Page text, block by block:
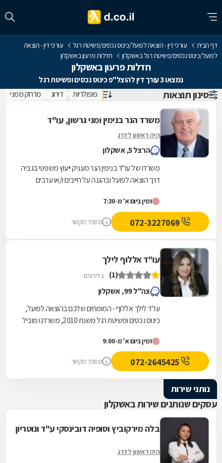
דף הבית עורכי דין - הוצאה לפועל/כינוס נכסים/פשיטת רגל
עורכי דין - הוצאה
לפועל/כינוס נכסים/פשיטת רגל באשקלון
חדלות פרעון באשקלון
חדלות פרעון באשקלון
נמצאו 3 עורך דין להוצל"פ כינוס נכסים ופשיטת רגל
סינון תוצאות פופולריות דירוג מרחק ממני
משרד הנר בנימין ומני גרשון, עו"ד
היה ראשון לדרג
הרצל 5, אשקלון
משרדו של עו"ד בנימין הנר מעניק ייעוץ משפטי בגביה
דרך הוצאה לפועל ובהגנה על חייבים ו/או ערבים
זמין ביום א' מ-7:30
מספר מקשר
עו"ד אללוף לילך
(1) 1 דירוגים
צה"ל 99, אשקלון
עו"ד לילך אללוף - המומחים שלכם בהוצאה לפועל,
כינוס נכסים ופשיטת רגל משנת 2010, משרדנו מוביל
זמין ביום א' מ-9:00
מספר מקשר
נותני שירות
עסקים שנותנים שירות באשקלון
בלה מירקוביץ וסופיה דובינסקי ע"ד ונוטריון
היה ראשון לדרג